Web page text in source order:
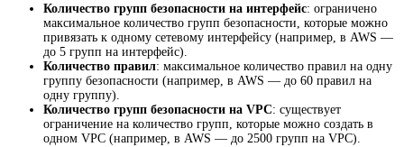
Количество групп безопасности на интерфейс: ограничено
максимальное количество групп безопасности, которые можно
привязать к одному сетевому интерфейсу (например, в AWS —
до 5 групп на интерфейс).
Количество правил: максимальное количество правил на одну
группу безопасности (например, в AWS — до 60 правил на
одну группу).
Количество групп безопасности на VPC: существует
ограничение на количество групп, которые можно создать в
одном VPC (например, в AWS — до 2500 групп на VPC).